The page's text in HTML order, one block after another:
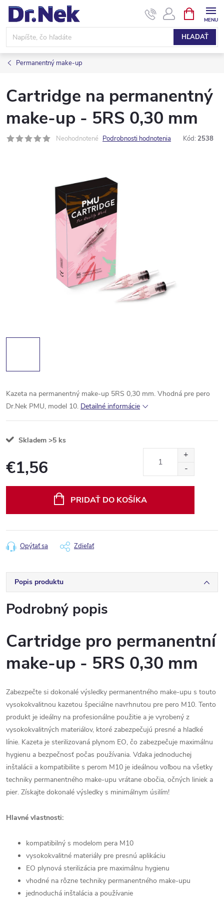
Prejsť
obsah
HĽADAŤ
KOŠÍK
Permanentný make-up
Cartridge na permanentný
make-up - 5RS 0,30 mm
Neohodnotené Podrobnosti hodnotenia Kód: 2538
Kazeta na permanentný make-up 5RS 0,30 mm. Vhodná pre pero
Dr.Nek PMU, model 10. Detailné informácie
Skladem >5 ks
€1,56
PRIDAŤ DO KOŠÍKA
Opýtať sa Zdieľať
Popis produktu
Podrobný popis
Cartridge pro permanentní
make-up - 5RS 0,30 mm
Zabezpečte si dokonalé výsledky permanentného make-upu s touto
vysokokvalitnou kazetou špeciálne navrhnutou pre pero M10. Tento
produkt je ideálny na profesionálne použitie a je vyrobený z
vysokokvalitných materiálov, ktoré zabezpečujú presné a hladké
línie. Kazeta je sterilizovaná plynom EO, čo zabezpečuje maximálnu
hygienu a bezpečnosť počas používania. Vďaka jednoduchej
inštalácii a kompatibilite s perom M10 je ideálnou voľbou na všetky
techniky permanentného make-upu vrátane obočia, očných liniek a
pier. Získajte dokonalé výsledky s minimálnym úsilím!
Hlavné vlastnosti:
kompatibilný s modelom pera M10
vysokokvalitné materiály pre presnú aplikáciu
EO plynová sterilizácia pre maximálnu hygienu
vhodné na rôzne techniky permanentného make-upu
jednoduchá inštalácia a používanie